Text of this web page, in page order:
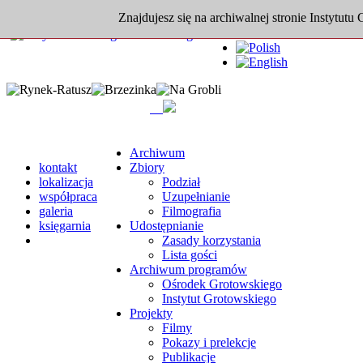
Znajdujesz się na archiwalnej stronie Instytutu
kontakt
lokalizacja
współpraca
galeria
księgarnia
Archiwum
Zbiory
Podział
Uzupełnianie
Filmografia
Udostępnianie
Zasady korzystania
Lista gości
Archiwum programów
Ośrodek Grotowskiego
Instytut Grotowskiego
Projekty
Filmy
Pokazy i prelekcje
Publikacje